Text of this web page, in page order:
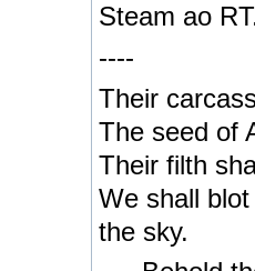
Steam ao
----
Their
The seed of
Their filth
We shall
the sky.